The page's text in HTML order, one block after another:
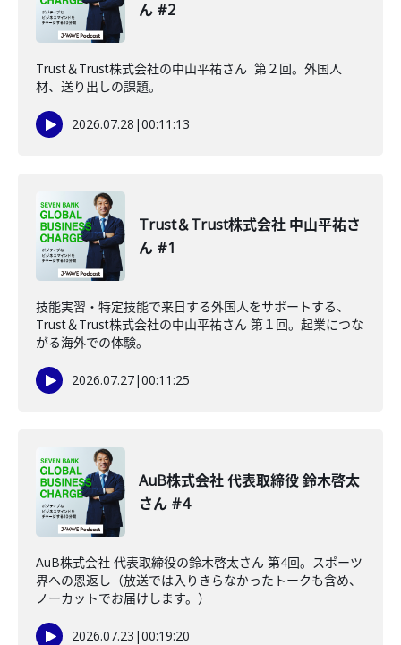
ん #2
Trust＆Trust株式会社の中山平祐さん 第２回。外国人
材、送り出しの課題。
2026.07.28 |00:11:13
Trust＆Trust株式会社 中山平祐さ
ん #1
技能実習・特定技能で来日する外国人をサポートする、
Trust＆Trust株式会社の中山平祐さん 第１回。起業につな
がる海外での体験。
2026.07.27|00:11:25
AuB株式会社 代表取締役 鈴木啓太
さん #4
AuB株式会社 代表取締役の鈴木啓太さん 第4回。スポーツ
界への恩返し（放送では入りきらなかったトークも含め、
ノーカットでお届けします。）
2026.07.23 |00:19:20